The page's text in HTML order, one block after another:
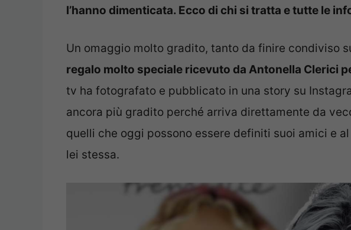
l’hanno dimenticata. Ecco di chi si tratta e tutte le
Un omaggio molto gradito, tanto da finire condiviso
regalo molto speciale ricevuto da Antonella Clerici
tv ha fotografato e pubblicato in una story su
ancora più gradito perché arriva direttamente da
quelli che oggi possono essere definiti suoi amici e
lei stessa.